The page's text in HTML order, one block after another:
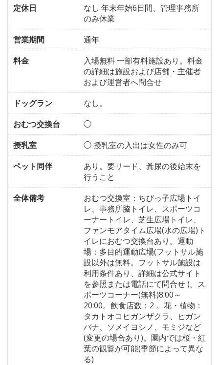
定休日
なし 年末年始6日間、管理事務所
のみ休業
営業期間
通年
料金
入場無料 一部有料施設あり。料金
の詳細は施設および店舗・主催者
および運営者へ問合せ
ドッグラン
なし。
おむつ交換台
◯
授乳室
◯ 授乳室の入出は女性のみ可
ペット同伴
あり。要リード、糞尿の後始末を
行うこと
全体備考
おむつ交換室：ちびっ子広場トイ
レ、事務所脇トイレ、スポーツコ
ーナートイレ、芝生広場トイレ、
ファンモアタイム広場(水の広場)ト
イレにおむつ交換台あり。運動
場：多目的運動広場(フットサル施
設以外は無料。フットサル施設は
利用条件あり、詳細は公式サイト
を参照または電話にて問合せ )。ス
ポーツコーナー(無料)8:00～
20:00。飲食店数：2 。花・植物：
タカトオコヒガンザクラ、ヒガン
バナ、ソメイヨシノ、モミジなど
(変更の場合あり)。園内では桜・紅
葉の観覧が可能(季節によって異な
る)